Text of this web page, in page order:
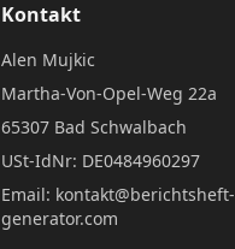
Kontakt
Alen Mujkic
Martha-Von-Opel-Weg 22a
65307 Bad Schwalbach
USt-IdNr: DE0484960297
Email: kontakt@berichtsheft-
generator.com